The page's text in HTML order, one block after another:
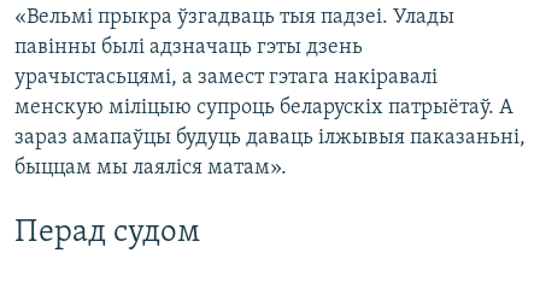
«Вельмі прыкра ўзгадваць тыя падзеі. Улады
павінны былі адзначаць гэты дзень
урачыстасьцямі, а замест гэтага накіравалі
менскую міліцыю супроць беларускіх патрыётаў. А
зараз амапаўцы будуць даваць ілжывыя паказаньні,
быццам мы лаяліся матам».
Перад судом